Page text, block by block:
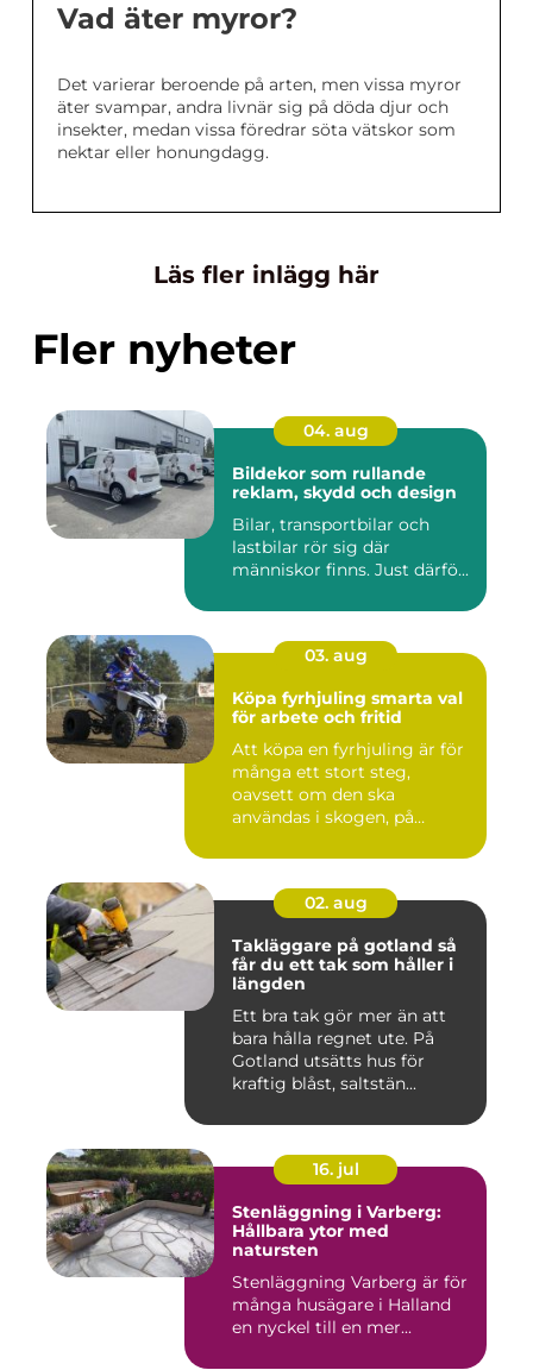
Vad äter myror?
Det varierar beroende på arten, men vissa myror
äter svampar, andra livnär sig på döda djur och
insekter, medan vissa föredrar söta vätskor som
nektar eller honungdagg.
Läs fler inlägg här
Fler nyheter
04. aug
Bildekor som rullande
reklam, skydd och design
Bilar, transportbilar och
lastbilar rör sig där
människor finns. Just därfö...
03. aug
Köpa fyrhjuling smarta val
för arbete och fritid
Att köpa en fyrhjuling är för
många ett stort steg,
oavsett om den ska
användas i skogen, på
02. aug
Takläggare på gotland så
får du ett tak som håller i
längden
Ett bra tak gör mer än att
bara hålla regnet ute. På
Gotland utsätts hus för
kraftig blåst, saltstän...
16. jul
Stenläggning i Varberg:
Hållbara ytor med
natursten
Stenläggning Varberg är för
många husägare i Halland
en nyckel till en mer...